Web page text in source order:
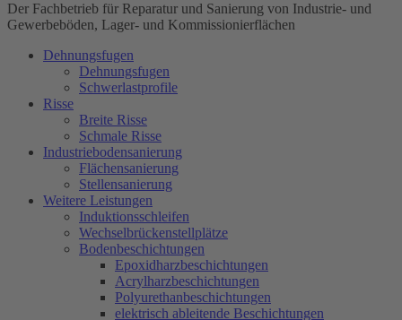
Der Fachbetrieb für Reparatur und Sanierung von Industrie- und
Gewerbeböden, Lager- und Kommissionierflächen
Dehnungsfugen
Dehnungsfugen
Schwerlastprofile
Risse
Breite Risse
Schmale Risse
Industriebodensanierung
Flächensanierung
Stellensanierung
Weitere Leistungen
Induktionsschleifen
Wechselbrückenstellplätze
Bodenbeschichtungen
Epoxidharzbeschichtungen
Acrylharzbeschichtungen
Polyurethanbeschichtungen
elektrisch ableitende Beschichtungen